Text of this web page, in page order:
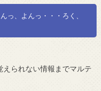
っ、よんっ・・・ろく、
られない情報までマルテ